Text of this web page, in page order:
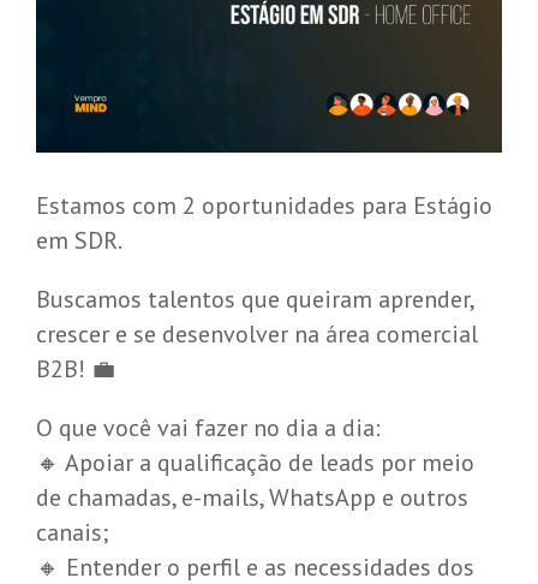
Estamos com 2 oportunidades para Estágio
em SDR.
Buscamos talentos que queiram aprender,
crescer e se desenvolver na área comercial
B2B! 💼
O que você vai fazer no dia a dia:
🔸 Apoiar a qualificação de leads por meio
de chamadas, e-mails, WhatsApp e outros
canais;
🔸 Entender o perfil e as necessidades dos